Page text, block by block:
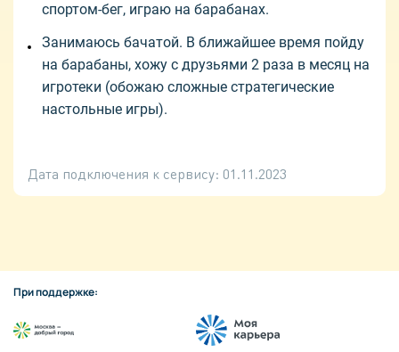
спортом-бег, играю на барабанах.
Занимаюсь бачатой. В ближайшее время пойду
на барабаны, хожу с друзьями 2 раза в месяц на
игротеки (обожаю сложные стратегические
настольные игры).
Дата подключения к сервису: 01.11.2023
При поддержке: